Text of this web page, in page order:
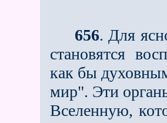
656. Для
становятся
как бы
мир". Эти
Вселенную,